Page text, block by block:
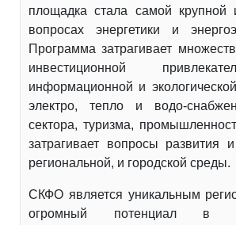
площадка стала самой крупной
вопросах энергетики и
Программа затрагивает
инвестиционной
информационной и
электро, тепло и водо-
сектора, туризма,
затрагивает вопросы развития и
региональной, и городской среды.
СКФО является уникальным
огромный потенциал в